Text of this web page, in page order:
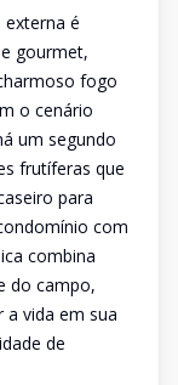
é
gourmet,
fogo
o cenário
um segundo
frutíferas que
para
com
combina
do campo,
vida em sua
de